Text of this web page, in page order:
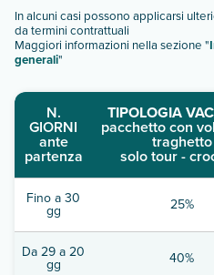
In alcuni casi possono applicarsi
da termini contrattuali
Maggiori informazioni nella sezione "
generali"
N.
GIORNI
ante
partenza
TIPOLOGIA
pacchetto con
traghetto
solo tour -
Fino a 30
gg 25%
Da 29 a 20
gg 40%